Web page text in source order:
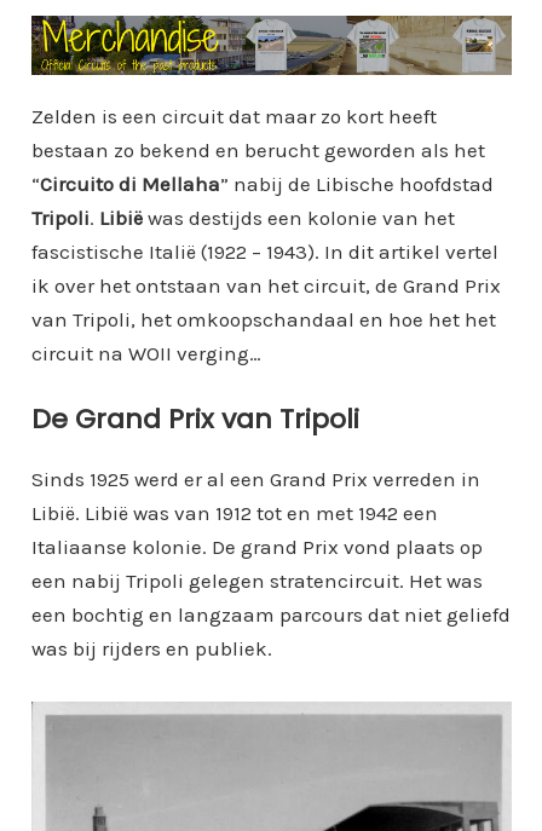
Zelden is een circuit dat maar zo kort heeft
bestaan zo bekend en berucht geworden als het
“Circuito di Mellaha” nabij de Libische hoofdstad
Tripoli. Libiëwas destijds een kolonie van het
fascistische Italië (1922 – 1943). In dit artikel vertel
ik over het ontstaan van het circuit, de Grand Prix
van Tripoli, het omkoopschandaal en hoe het het
circuit na WOII verging…
De Grand Prix van Tripoli
Sinds 1925 werd er al een Grand Prix verreden in
Libië. Libië was van 1912 tot en met 1942 een
Italiaanse kolonie. De grand Prix vond plaats op
een nabij Tripoli gelegen stratencircuit. Het was
een bochtig en langzaam parcours dat niet geliefd
was bij rijders en publiek.